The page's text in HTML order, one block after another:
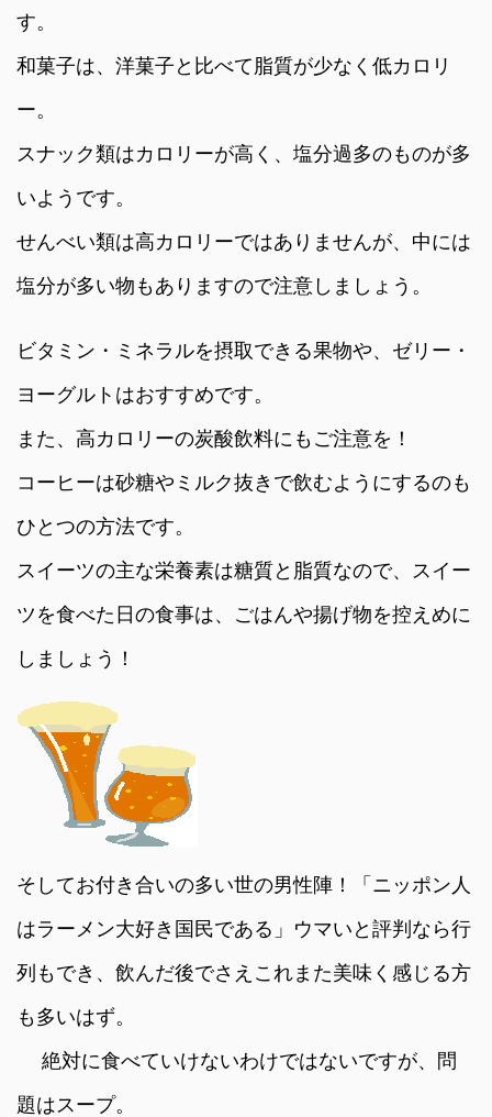
す。
和菓子は、洋菓子と比べて脂質が少なく低カロリ
ー。
スナック類はカロリーが高く、塩分過多のものが多
いようです。
せんべい類は高カロリーではありませんが、中には
塩分が多い物もありますので注意しましょう。
ビタミン・ミネラルを摂取できる果物や、ゼリー・
ヨーグルトはおすすめです。
また、高カロリーの炭酸飲料にもご注意を！
コーヒーは砂糖やミルク抜きで飲むようにするのも
ひとつの方法です。
スイーツの主な栄養素は糖質と脂質なので、スイー
ツを食べた日の食事は、ごはんや揚げ物を控えめに
しましょう！
そしてお付き合いの多い世の男性陣！「ニッポン人
はラーメン大好き国民である」ウマいと評判なら行
列もでき、飲んだ後でさえこれまた美味く感じる方
も多いはず。
絶対に食べていけないわけではないですが、問
題はスープ。